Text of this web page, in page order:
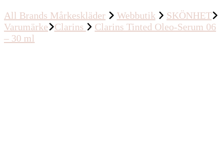
All Brands Mårkeskläder Webbutik
SKÖNHET
Varumärke
Clarins
Clarins Tinted Oleo-Serum 06
– 30 ml